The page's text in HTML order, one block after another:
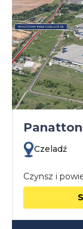
Czeladź
Czynsz i